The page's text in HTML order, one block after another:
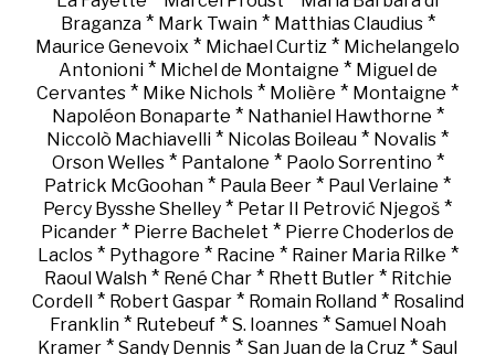
Braganza* Mark Twain* Matthias Claudius*
Maurice Genevoix * Michael Curtiz * Michelangelo
Antonioni* Michel de Montaigne * Miguel de
Cervantes * Mike Nichols * Molière * Montaigne *
Napoléon Bonaparte * Nathaniel Hawthorne *
Niccolò Machiavelli * Nicolas Boileau * Novalis *
Orson Welles* Pantalone * Paolo Sorrentino *
Patrick McGoohan * Paula Beer * Paul Verlaine *
Percy Bysshe Shelley * Petar II Petrović Njegoš *
Picander * Pierre Bachelet * Pierre Choderlos de
Laclos* Pythagore * Racine * Rainer Maria Rilke *
Raoul Walsh* René Char* Rhett Butler* Ritchie
Cordell * Robert Gaspar* Romain Rolland* Rosalind
Franklin* Rutebeuf* S. Ioannes* Samuel Noah
Kramer * Sandy Dennis * San Juan de la Cruz * Saul